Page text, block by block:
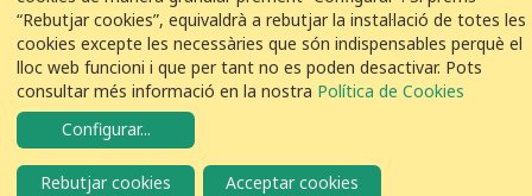
COL·LABORACIÓ
© VEOLIA Avís legal
“Rebutjar cookies”, equivaldrà a rebutjar la instal·lació de totes les
cookies excepte les necessàries que són indispensables perquè el
lloc web funcioni i que per tant no es poden desactivar. Pots
consultar més informació en la nostra Política de Cookies
Configurar...
Rebutjar cookies Acceptar cookies